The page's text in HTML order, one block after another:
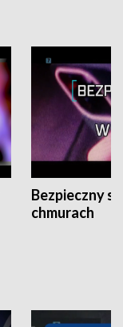
Bezpieczny
chmurach